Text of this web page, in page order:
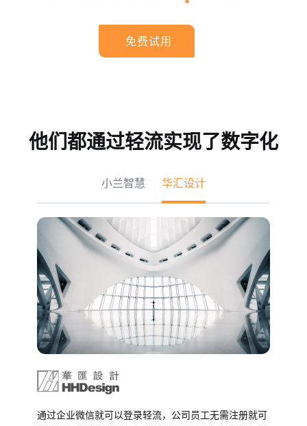
免费试用
他们都通过轻流实现了数字化
小兰智慧 华汇设计
通过企业微信就可以登录轻流，公司员工无需注册就可